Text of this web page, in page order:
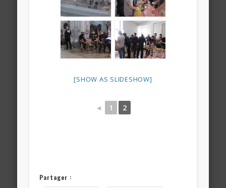
[SHOW AS SLIDESHOW]
◄ 1 2
Partager :